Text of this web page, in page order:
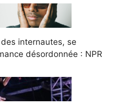
internautes, se
désordonnée : NPR